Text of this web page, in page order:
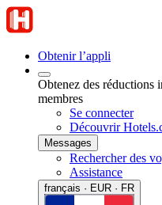
Obtenir l’appli
Obtenez des réductions
membres
Se connecter
Découvrir
Messages
Rechercher des
Assistance
français · EUR · FR